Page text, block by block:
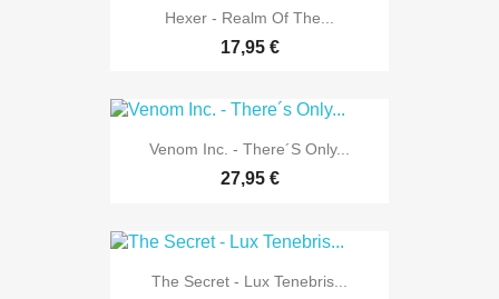
Hexer - Realm Of The...
17,95 €
Venom Inc. - There´s Only...
27,95 €
The Secret - Lux Tenebris...